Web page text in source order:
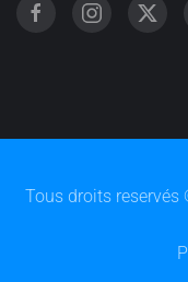
Tous droits reservés